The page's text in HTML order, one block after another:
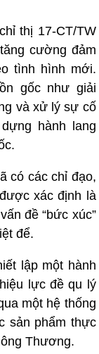
thị 17-CT/TW
cường đảm
tình hình mới.
gốc như giải
và xử lý sự cố
hành lang
có các chỉ đạo,
xác định là
đề “bức xúc”
để.
lập một hành
lực đề qu lý
một hệ thống
sản phẩm thực
Thương.